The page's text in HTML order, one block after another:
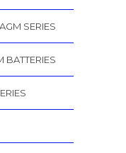
SERIES
BATTERIES